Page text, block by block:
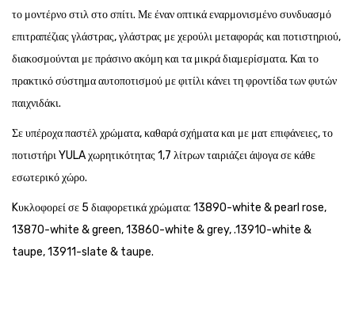
το μοντέρνο στιλ στο σπίτι. Με έναν οπτικά εναρμονισμένο συνδυασμό
επιτραπέζιας γλάστρας, γλάστρας με χερούλι μεταφοράς και ποτιστηριού,
διακοσμούνται με πράσινο ακόμη και τα μικρά διαμερίσματα. Και το
πρακτικό σύστημα αυτοποτισμού με φιτίλι κάνει τη φροντίδα των φυτών
παιχνιδάκι.
Σε υπέροχα παστέλ χρώματα, καθαρά σχήματα και με ματ επιφάνειες, το
ποτιστήρι YULA χωρητικότητας 1,7 λίτρων ταιριάζει άψογα σε κάθε
εσωτερικό χώρο.
Kυκλοφορεί σε 5 διαφορετικά χρώματα: 13890-white & pearl rose,
13870-white & green, 13860-white & grey, .13910-white &
taupe, 13911-slate & taupe.